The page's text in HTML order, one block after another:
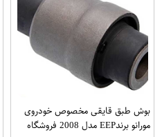
بوش طبق قایقی مخصوص خودروی
مورانو برندEEP مدل 2008 فروشگاه